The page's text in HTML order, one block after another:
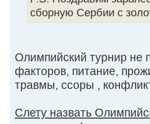
сборную Сербии с
Олимпийский турнир не
факторов, питание,
травмы, ссоры ,
Слету назвать